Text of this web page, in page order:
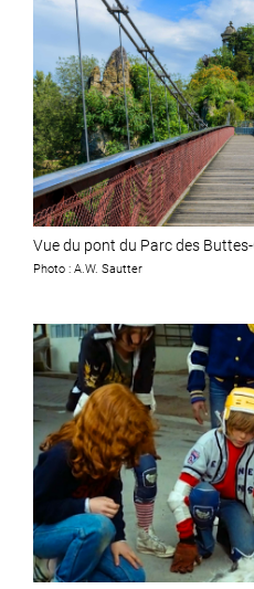
Vue du pont du Parc des
Photo : A.W. Sautter